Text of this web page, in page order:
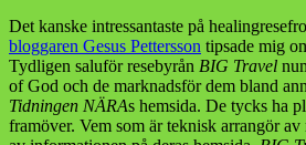
Det kanske intressantaste på
bloggaren Gesus Pettersson tipsade mig
Tydligen saluför resebyrån BIG Travel
of God och de marknadsför dem bland
Tidningen NÄRAs hemsida. De tycks ha
framöver. Vem som är teknisk arrangör